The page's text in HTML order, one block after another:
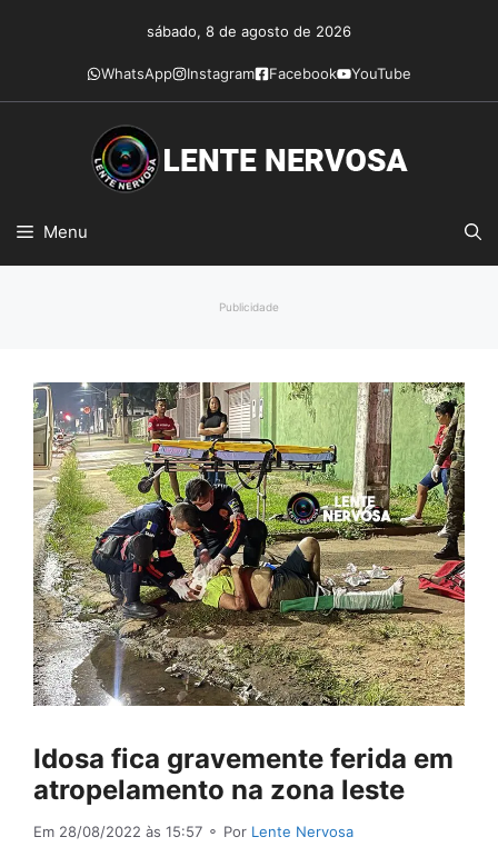
conteúdo
sábado, 8 de agosto de 2026
WhatsApp Instagram Facebook YouTube
Menu
Publicidade
Idosa fica gravemente ferida em
atropelamento na zona leste
Em 28/08/2022 às 15:57 ⚬ Por Lente Nervosa